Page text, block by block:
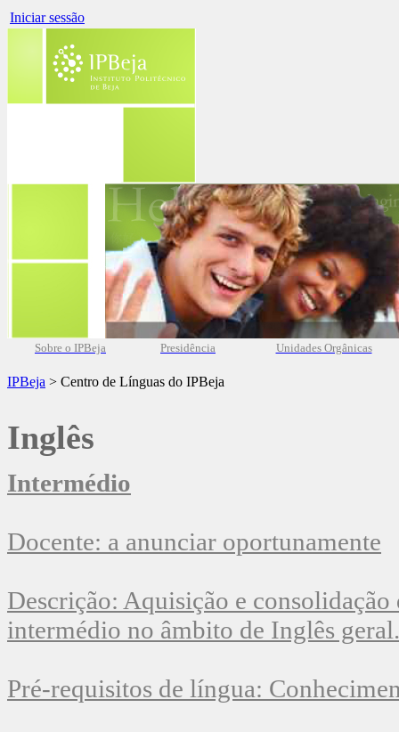
Iniciar sessão
Sobre o IPBeja Presidência Unidades Orgânicas
IPBeja > Centro de Línguas do IPBeja
Inglês
Intermédio
Docente: a anunciar oportunamente
Descrição: Aquisição e
intermédio no âmbito de Inglês geral.
Pré-requisitos de língua: